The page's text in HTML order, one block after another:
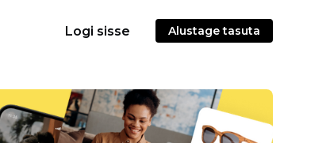
Logi sisse Alustage tasuta